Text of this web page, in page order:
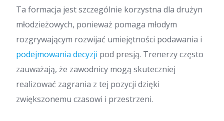
Ta formacja jest szczególnie korzystna dla drużyn
młodzieżowych, ponieważ pomaga młodym
rozgrywającym rozwijać umiejętności podawania i
podejmowania decyzji pod presją. Trenerzy często
zauważają, że zawodnicy mogą skuteczniej
realizować zagrania z tej pozycji dzięki
zwiększonemu czasowi i przestrzeni.